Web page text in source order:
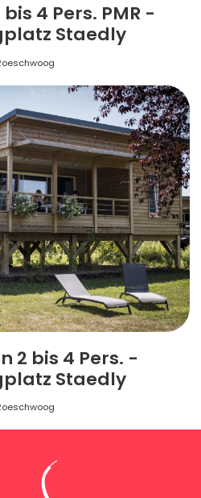
4 Pers. PMR -
Staedly
2 bis 4 Pers. -
Staedly